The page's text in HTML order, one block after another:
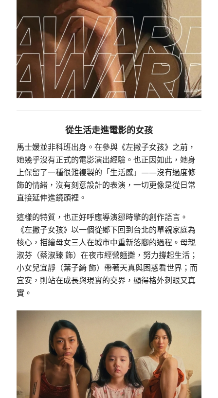
從生活走進電影的女孩
馬士媛並非科班出身。在參與《左撇子女孩》之前，
她幾乎沒有正式的電影演出經驗。也正因如此，她身
上保留了一種很難複製的「生活感」——沒有過度修
飾的情緒，沒有刻意設計的表演，一切更像是從日常
直接延伸進鏡頭裡。
這樣的特質，也正好呼應導演鄒時擎的創作語言。
《左撇子女孩》以一個從鄉下回到台北的單親家庭為
核心，描繪母女三人在城市中重新落腳的過程。母親
淑芬（蔡淑臻 飾）在夜市經營麵攤，努力撐起生活；
小女兒宜靜（葉子綺 飾）帶著天真與困惑看世界；而
宜安，則站在成長與現實的交界，顯得格外刺眼又真
實。